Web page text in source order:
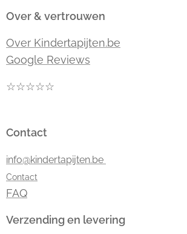
Over & vertrouwen
Over Kindertapijten.be
Google Reviews
☆☆☆☆☆
Contact
info@kindertapijten.be
Contact
FAQ
Verzending en levering